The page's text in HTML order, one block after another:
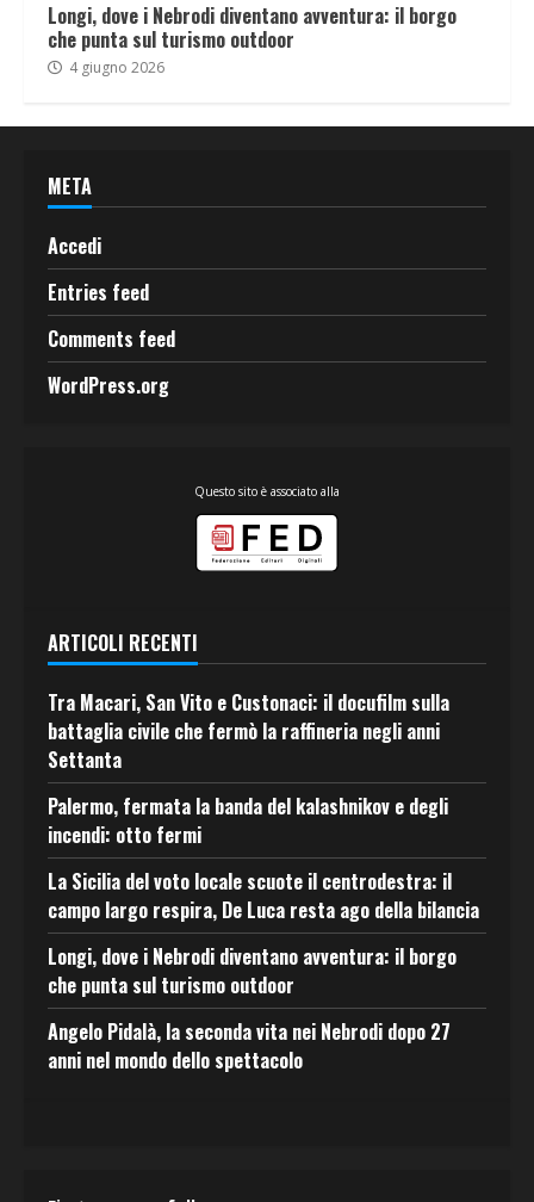
Longi, dove i Nebrodi diventano avventura: il borgo
che punta sul turismo outdoor
4 giugno 2026
META
Accedi
Entries feed
Comments feed
WordPress.org
Questo sito è associato alla
ARTICOLI RECENTI
Tra Macari, San Vito e Custonaci: il docufilm sulla
battaglia civile che fermò la raffineria negli anni
Settanta
Palermo, fermata la banda del kalashnikov e degli
incendi: otto fermi
La Sicilia del voto locale scuote il centrodestra: il
campo largo respira, De Luca resta ago della bilancia
Longi, dove i Nebrodi diventano avventura: il borgo
che punta sul turismo outdoor
Angelo Pidalà, la seconda vita nei Nebrodi dopo 27
anni nel mondo dello spettacolo